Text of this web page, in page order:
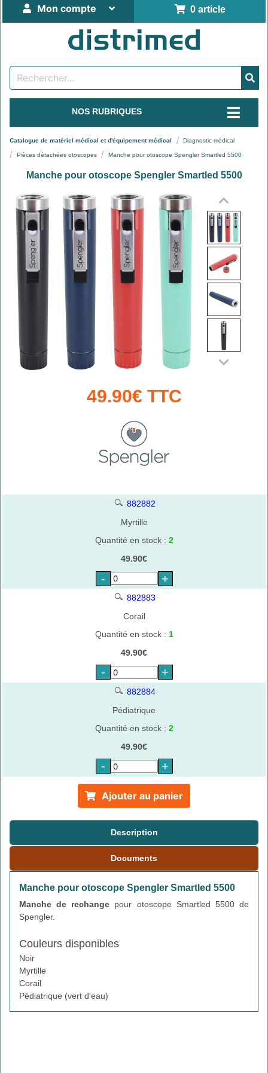
0 article
Mon compte
NOS RUBRIQUES
Catalogue de matériel médical et d'équipement médical Diagnostic médical
Pièces détachées otoscopes Manche pour otoscope Spengler Smartled 5500
Manche pour otoscope Spengler Smartled 5500
49.90€ TTC
882882
Myrtille
Quantité en stock : 2
49.90€
- +
882883
Corail
Quantité en stock : 1
49.90€
- +
882884
Pédiatrique
Quantité en stock : 2
49.90€
- +
Ajouter au panier
Description
Documents
Manche pour otoscope Spengler Smartled 5500
Manche de rechange pour otoscope Smartled 5500 de
Spengler.
Couleurs disponibles
Noir
Myrtille
Corail
Pédiatrique (vert d'eau)